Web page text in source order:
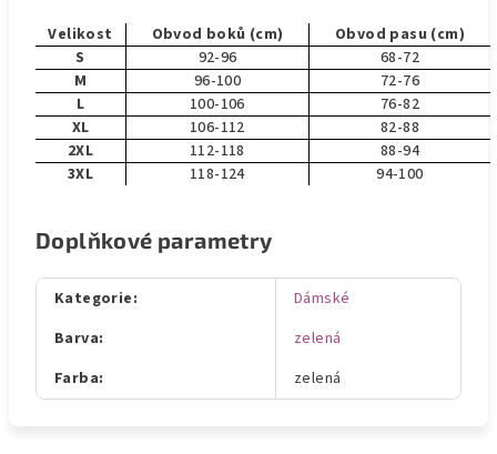
Velikost Obvod boků (cm)
Obvod pasu (cm)
S
92-96
68-72
M
96-100
72-76
L
100-106
76-82
XL
106-112
82-88
2XL
112-118
88-94
3XL
118-124 94-100
Doplňkové parametry
Kategorie:
Dámské
Barva:
zelená
Farba: zelená